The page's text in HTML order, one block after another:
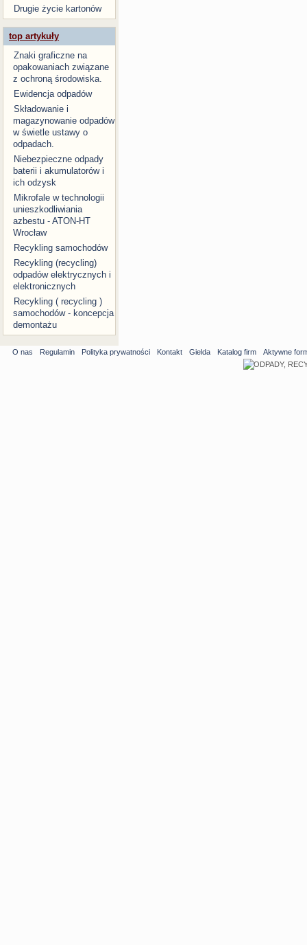
Drugie życie kartonów
top artykuły
Znaki graficzne na
opakowaniach związane
z ochroną środowiska.
Ewidencja odpadów
Składowanie i
magazynowanie odpadów
w świetle ustawy o
odpadach.
Niebezpieczne odpady
baterii i akumulatorów i
ich odzysk
Mikrofale w technologii
unieszkodliwiania
azbestu - ATON-HT
Wrocław
Recykling samochodów
Recykling (recycling)
odpadów elektrycznych i
elektronicznych
Recykling ( recycling )
samochodów - koncepcja
demontażu
O nas Regulamin Polityka prywatności Kontakt Gielda Katalog firm Aktywne